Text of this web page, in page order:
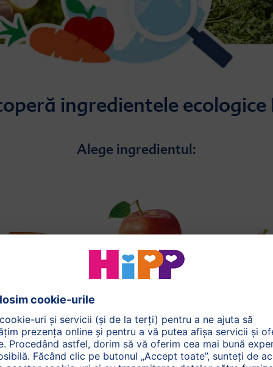
ingredientele ecologice
Alege ingredientul:
HiPP Măr Ecologic